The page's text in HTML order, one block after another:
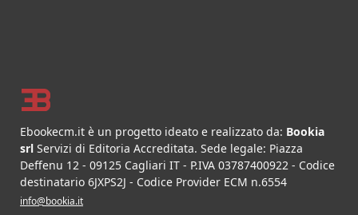
Ebookecm.it è un progetto ideato e realizzato da: Bookia
srl Servizi di Editoria Accreditata. Sede legale: Piazza
Deffenu 12 - 09125 Cagliari IT - P.IVA 03787400922 - Codice
destinatario 6JXPS2J - Codice Provider ECM n.6554
info@bookia.it